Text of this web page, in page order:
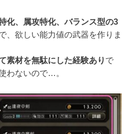
化、属攻特化、バランス型の3
、欲しい能力値の武器を作りま
素材を無駄にした経験あり で
わないので…。